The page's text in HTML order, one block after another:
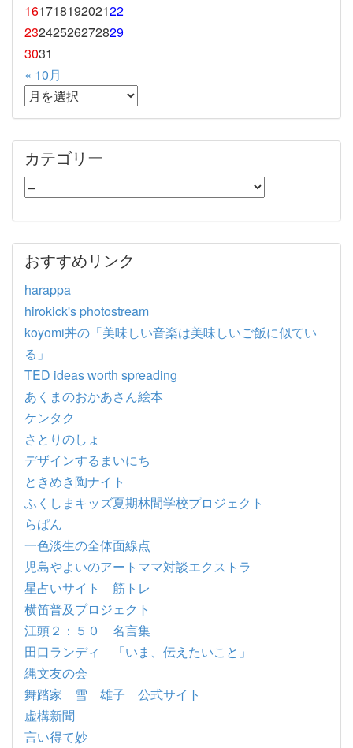
16171819202122
23242526272829
3031
« 10月
カテゴリー
おすすめリンク
harappa
hirokick's photostream
koyomi丼の「美味しい音楽は美味しいご飯に似てい
る」
TED ideas worth spreading
あくまのおかあさん絵本
ケンタク
さとりのしょ
デザインするまいにち
ときめき陶ナイト
ふくしまキッズ夏期林間学校プロジェクト
らぱん
一色淡生の全体面線点
児島やよいのアートママ対談エクストラ
星占いサイト 筋トレ
横笛普及プロジェクト
江頭２：５０ 名言集
田口ランディ 「いま、伝えたいこと」
縄文友の会
舞踏家 雪 雄子 公式サイト
虚構新聞
言い得て妙